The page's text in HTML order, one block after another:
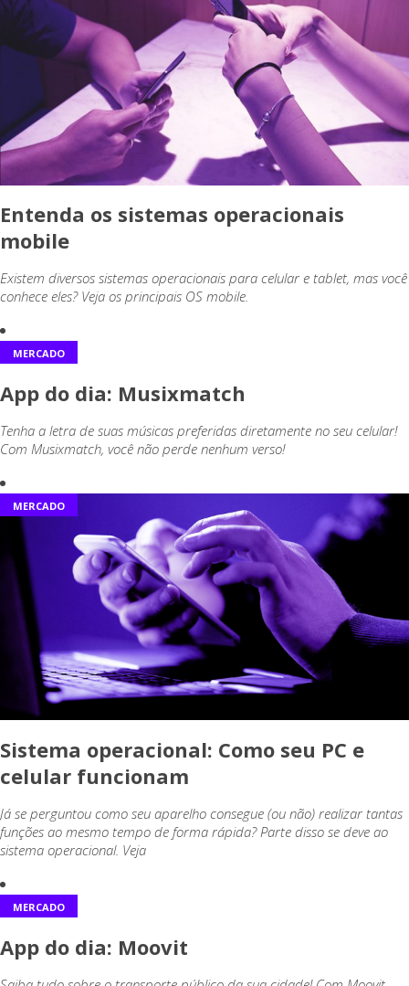
Entenda os sistemas operacionais
mobile
Existem diversos sistemas operacionais para celular e tablet, mas você
conhece eles? Veja os principais OS mobile.
MERCADO
App do dia: Musixmatch
Tenha a letra de suas músicas preferidas diretamente no seu celular!
Com Musixmatch, você não perde nenhum verso!
MERCADO
Sistema operacional: Como seu PC e
celular funcionam
Já se perguntou como seu aparelho consegue (ou não) realizar tantas
funções ao mesmo tempo de forma rápida? Parte disso se deve ao
sistema operacional. Veja
MERCADO
App do dia: Moovit